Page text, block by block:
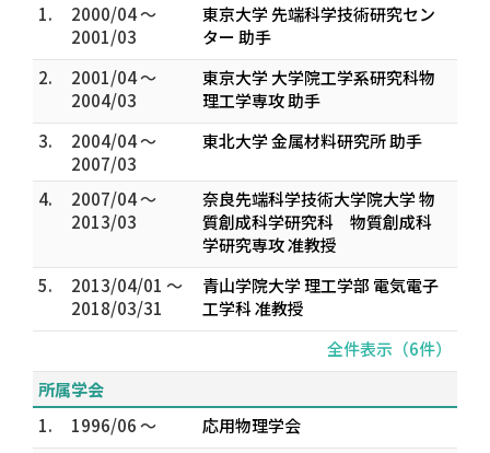
1.
2000/04 ～
2001/03
東京大学 先端科学技術研究セン
ター 助手
2.
2001/04 ～
2004/03
東京大学 大学院工学系研究科物
理工学専攻 助手
3.
2004/04 ～
2007/03
東北大学 金属材料研究所 助手
4.
2007/04 ～
2013/03
奈良先端科学技術大学院大学 物
質創成科学研究科 物質創成科
学研究専攻 准教授
5.
2013/04/01 ～
2018/03/31
青山学院大学 理工学部 電気電子
工学科 准教授
全件表示（6件）
所属学会
1.
1996/06 ～
応用物理学会